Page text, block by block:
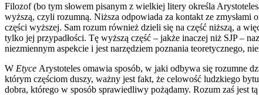
Filozof (bo tym słowem pisanym z wielkiej litery określa
wyższą, czyli rozumną. Niższa odpowiada za kontakt ze zmysłami
części wyższej. Sam rozum również dzieli się na część niższą, a
tylko jej przypadłości. Tę wyższą część – jakże inaczej niż SJP –
niezmiennym aspekcie i jest narzędziem poznania teoretycznego,
W Etyce Arystoteles omawia sposób, w jaki odbywa się rozumne
którym częściom duszy, ważny jest fakt, że celowość ludzkiego
dobra, którego w sposób sprawiedliwy pożądamy. Rozum zaś jest